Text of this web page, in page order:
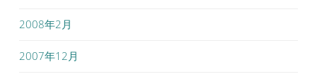
2008年2月
2007年12月